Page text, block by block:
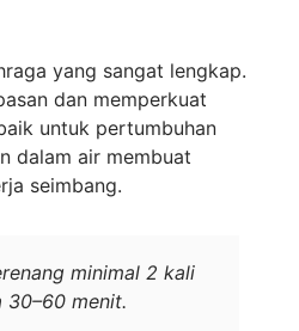
yang sangat lengkap.
dan memperkuat
untuk pertumbuhan
dalam air membuat
seimbang.
minimal 2 kali
30–60 menit.